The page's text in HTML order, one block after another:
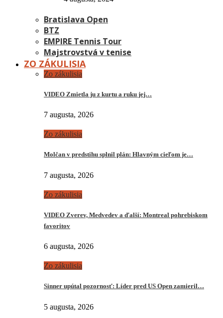
Bratislava Open
BTZ
EMPIRE Tennis Tour
Majstrovstvá v tenise
ZO ZÁKULISIA
Zo zákulisia
VIDEO Zmietla ju z kurtu a ruku jej…
7 augusta, 2026
Zo zákulisia
Molčan v predstihu splnil plán: Hlavným cieľom je…
7 augusta, 2026
Zo zákulisia
VIDEO Zverev, Medvedev a ďalší: Montreal pohrebiskom
favoritov
6 augusta, 2026
Zo zákulisia
Sinner upútal pozornosť: Líder pred US Open zamieril…
5 augusta, 2026